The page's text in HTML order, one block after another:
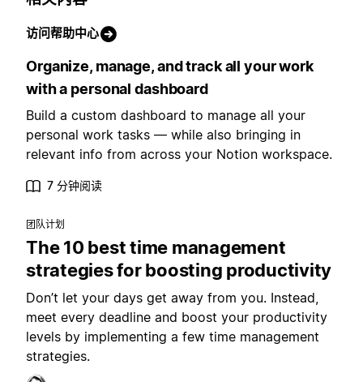
访问帮助中心
Organize, manage, and track all your work
with a personal dashboard
Build a custom dashboard to manage all your
personal work tasks — while also bringing in
relevant info from across your Notion workspace.
7 分钟阅读
团队计划
The 10 best time management
strategies for boosting productivity
Don’t let your days get away from you. Instead,
meet every deadline and boost your productivity
levels by implementing a few time management
strategies.